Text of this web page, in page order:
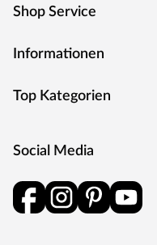
Shop Service
Informationen
Top Kategorien
Social Media